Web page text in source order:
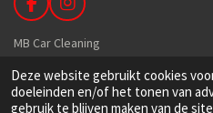
Deze website gebruikt cookies
doeleinden en/of het tonen van
gebruik te blijven maken van de
F
a
c
b
o
o
I
n
s
a
g
r
MB Car Cleaning
De Hoek 89
1601 MR Enkhuizen